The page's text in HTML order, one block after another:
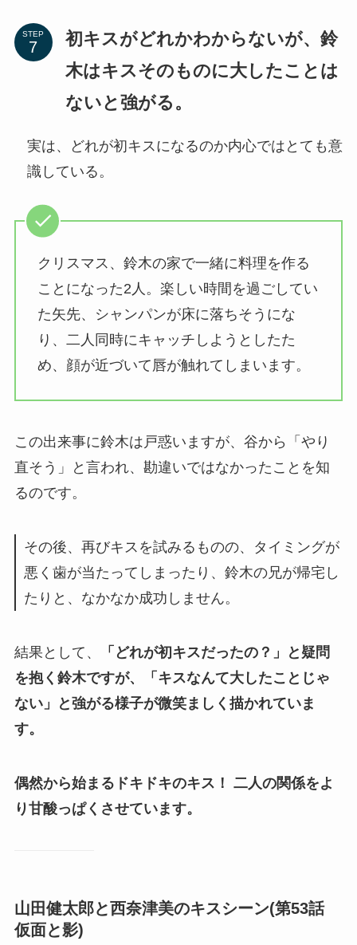
STEP
初キスがどれかわからないが、鈴
木はキスそのものに大したことは
ないと強がる。
実は、どれが初キスになるのか内心ではとても意
識している。
クリスマス、鈴木の家で一緒に料理を作る
ことになった2人。楽しい時間を過ごしてい
た矢先、シャンパンが床に落ちそうにな
り、二人同時にキャッチしようとしたた
め、顔が近づいて唇が触れてしまいます。
この出来事に鈴木は戸惑いますが、谷から「やり
直そう」と言われ、勘違いではなかったことを知
るのです。
その後、再びキスを試みるものの、タイミングが
悪く歯が当たってしまったり、鈴木の兄が帰宅し
たりと、なかなか成功しません。
結果として、
「どれが初キスだったの？」と疑問
を抱く鈴木ですが、「キスなんて大したことじゃ
ない」と強がる様子が微笑ましく描かれていま
す。
偶然から始まるドキドキのキス！ 二人の関係をよ
り甘酸っぱくさせています。
山田健太郎と西奈津美のキスシーン(第53話
仮面と影)